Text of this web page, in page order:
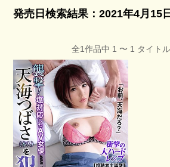
発売日検索結果：2021年4月15日
全1作品中 1 〜 1 タイト